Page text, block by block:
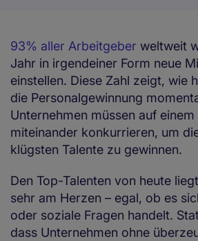
93% aller Arbeitgeber weltweit
Jahr in irgendeiner Form neue
einstellen. Diese Zahl zeigt, wie
die Personalgewinnung
Unternehmen müssen auf
miteinander konkurrieren, um
klügsten Talente zu gewinnen.
Den Top-Talenten von heute
sehr am Herzen – egal, ob es
oder soziale Fragen handelt.
dass Unternehmen ohne